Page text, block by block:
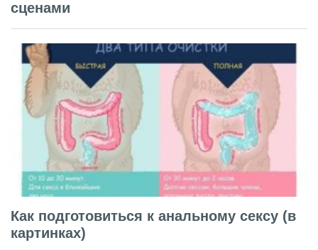
сценами
Как подготовиться к анальному сексу (в
картинках)